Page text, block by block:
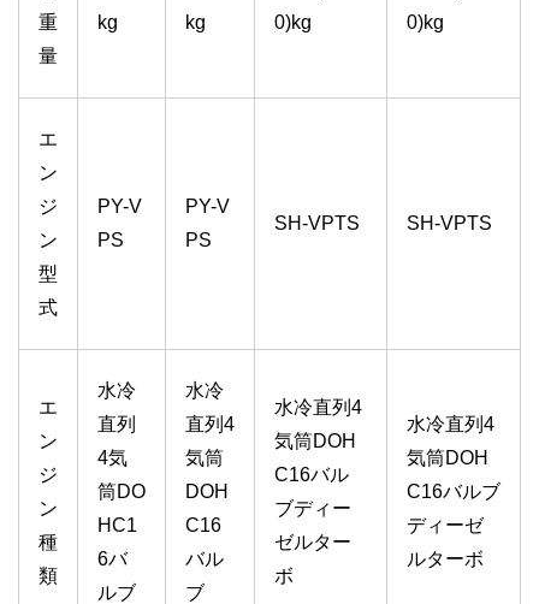
重
量
kg
kg
0)kg
0)kg
エ
ン
ジ
ン
型
式
PY-V
PS
PY-V
PS
SH-VPTS SH-VPTS
エ
ン
ジ
ン
種
類
水冷
直列
4気
筒DO
HC1
6バ
ルブ
水冷
直列4
気筒
DOH
C16
バル
ブ
水冷直列4
気筒DOH
C16バル
ブディー
ゼルター
ボ
水冷直列4
気筒DOH
C16バルブ
ディーゼ
ルターボ